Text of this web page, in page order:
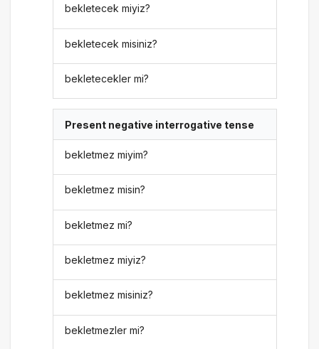
bekletecek miyiz?
bekletecek misiniz?
bekletecekler mi?
Present negative interrogative tense
bekletmez miyim?
bekletmez misin?
bekletmez mi?
bekletmez miyiz?
bekletmez misiniz?
bekletmezler mi?